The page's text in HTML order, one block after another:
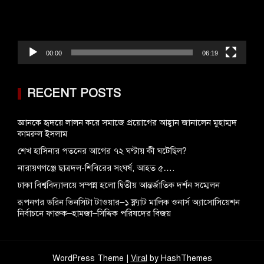
00:00 06:19
RECENT POSTS
জ্ঞানকে হৃদয়ে লালন করে সমাজে প্রয়োগের আহ্বান জানালেন মুহাম্মদ
কামরুল ইসলাম
শেখ হাসিনার পতনের আগের ৭২ ঘণ্টায় কী ঘটেছিল?
‎নারায়ণগঞ্জে ছাত্রদল-শিবিরের সংঘর্ষ, আহত ৫….
ঢাকা বিশ্ববিদ্যালয়ে সম্পন্ন হলো দ্বিতীয় আন্তর্জাতিক দর্শন সম্মেলন
রূপনগর ডরিন ভিনসিটা টাওয়ার–১ ফ্ল্যাট মালিক ওনার্স অ্যাসোসিয়েশন
নির্বাচনে ফারুক–হামজা–সিদ্দিক পরিষদের বিজয়
WordPress Theme | Viral by HashThemes